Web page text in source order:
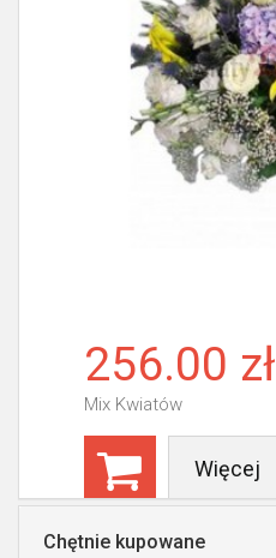
256.00 zł
Mix Kwiatów
Więcej
Chętnie kupowane